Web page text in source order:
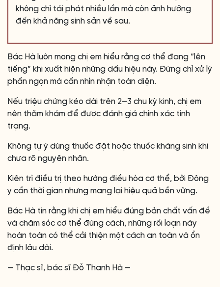
không chỉ tái phát nhiều lần mà còn ảnh hưởng
đến khả năng sinh sản về sau.
Bác Hà luôn mong chị em hiểu rằng cơ thể đang “lên
tiếng” khi xuất hiện những dấu hiệu này. Đừng chỉ xử lý
phần ngọn mà cần nhìn nhận toàn diện.
Nếu triệu chứng kéo dài trên 2–3 chu kỳ kinh, chị em
nên thăm khám để được đánh giá chính xác tình
trạng.
Không tự ý dùng thuốc đặt hoặc thuốc kháng sinh khi
chưa rõ nguyên nhân.
Kiên trì điều trị theo hướng điều hòa cơ thể, bởi Đông
y cần thời gian nhưng mang lại hiệu quả bền vững.
Bác Hà tin rằng khi chị em hiểu đúng bản chất vấn đề
và chăm sóc cơ thể đúng cách, những rối loạn này
hoàn toàn có thể cải thiện một cách an toàn và ổn
định lâu dài.
— Thạc sĩ, bác sĩ Đỗ Thanh Hà —